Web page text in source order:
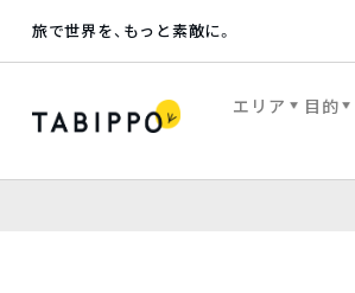
旅で世界を、もっと素敵に。
エリア 目的